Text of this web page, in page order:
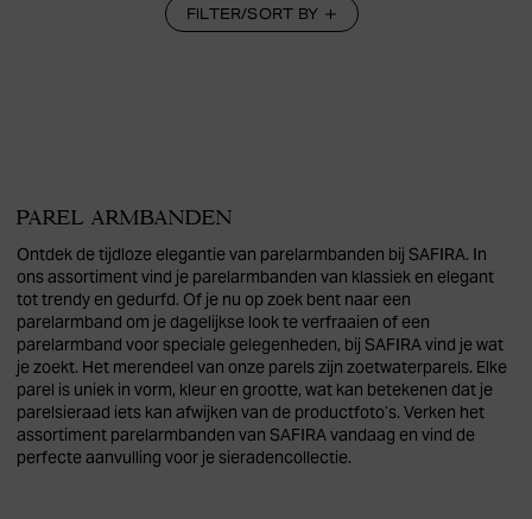
FILTER/SORT BY
PAREL ARMBANDEN
Ontdek de tijdloze elegantie van parelarmbanden bij SAFIRA. In
ons assortiment vind je parelarmbanden van klassiek en elegant
tot trendy en gedurfd. Of je nu op zoek bent naar een
parelarmband om je dagelijkse look te verfraaien of een
parelarmband voor speciale gelegenheden, bij SAFIRA vind je wat
je zoekt. Het merendeel van onze parels zijn zoetwaterparels. Elke
parel is uniek in vorm, kleur en grootte, wat kan betekenen dat je
parelsieraad iets kan afwijken van de productfoto’s. Verken het
assortiment parelarmbanden van SAFIRA vandaag en vind de
perfecte aanvulling voor je sieradencollectie.